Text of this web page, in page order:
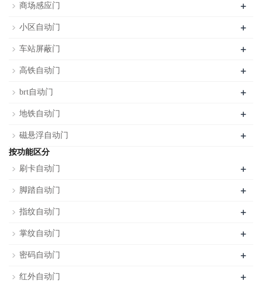
商场感应门 +
小区自动门 +
车站屏蔽门 +
高铁自动门 +
brt自动门 +
地铁自动门 +
磁悬浮自动门 +
按功能区分
刷卡自动门
+
脚踏自动门 +
指纹自动门 +
掌纹自动门 +
密码自动门 +
红外自动门 +